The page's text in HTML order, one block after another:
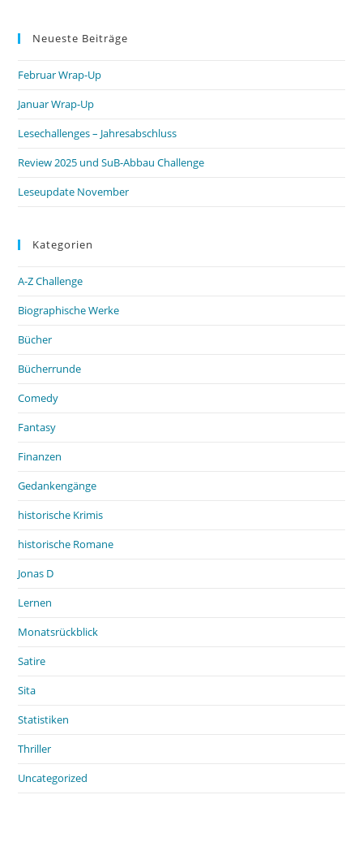
Neueste Beiträge
Februar Wrap-Up
Januar Wrap-Up
Lesechallenges – Jahresabschluss
Review 2025 und SuB-Abbau Challenge
Leseupdate November
Kategorien
A-Z Challenge
Biographische Werke
Bücher
Bücherrunde
Comedy
Fantasy
Finanzen
Gedankengänge
historische Krimis
historische Romane
Jonas D
Lernen
Monatsrückblick
Satire
Sita
Statistiken
Thriller
Uncategorized